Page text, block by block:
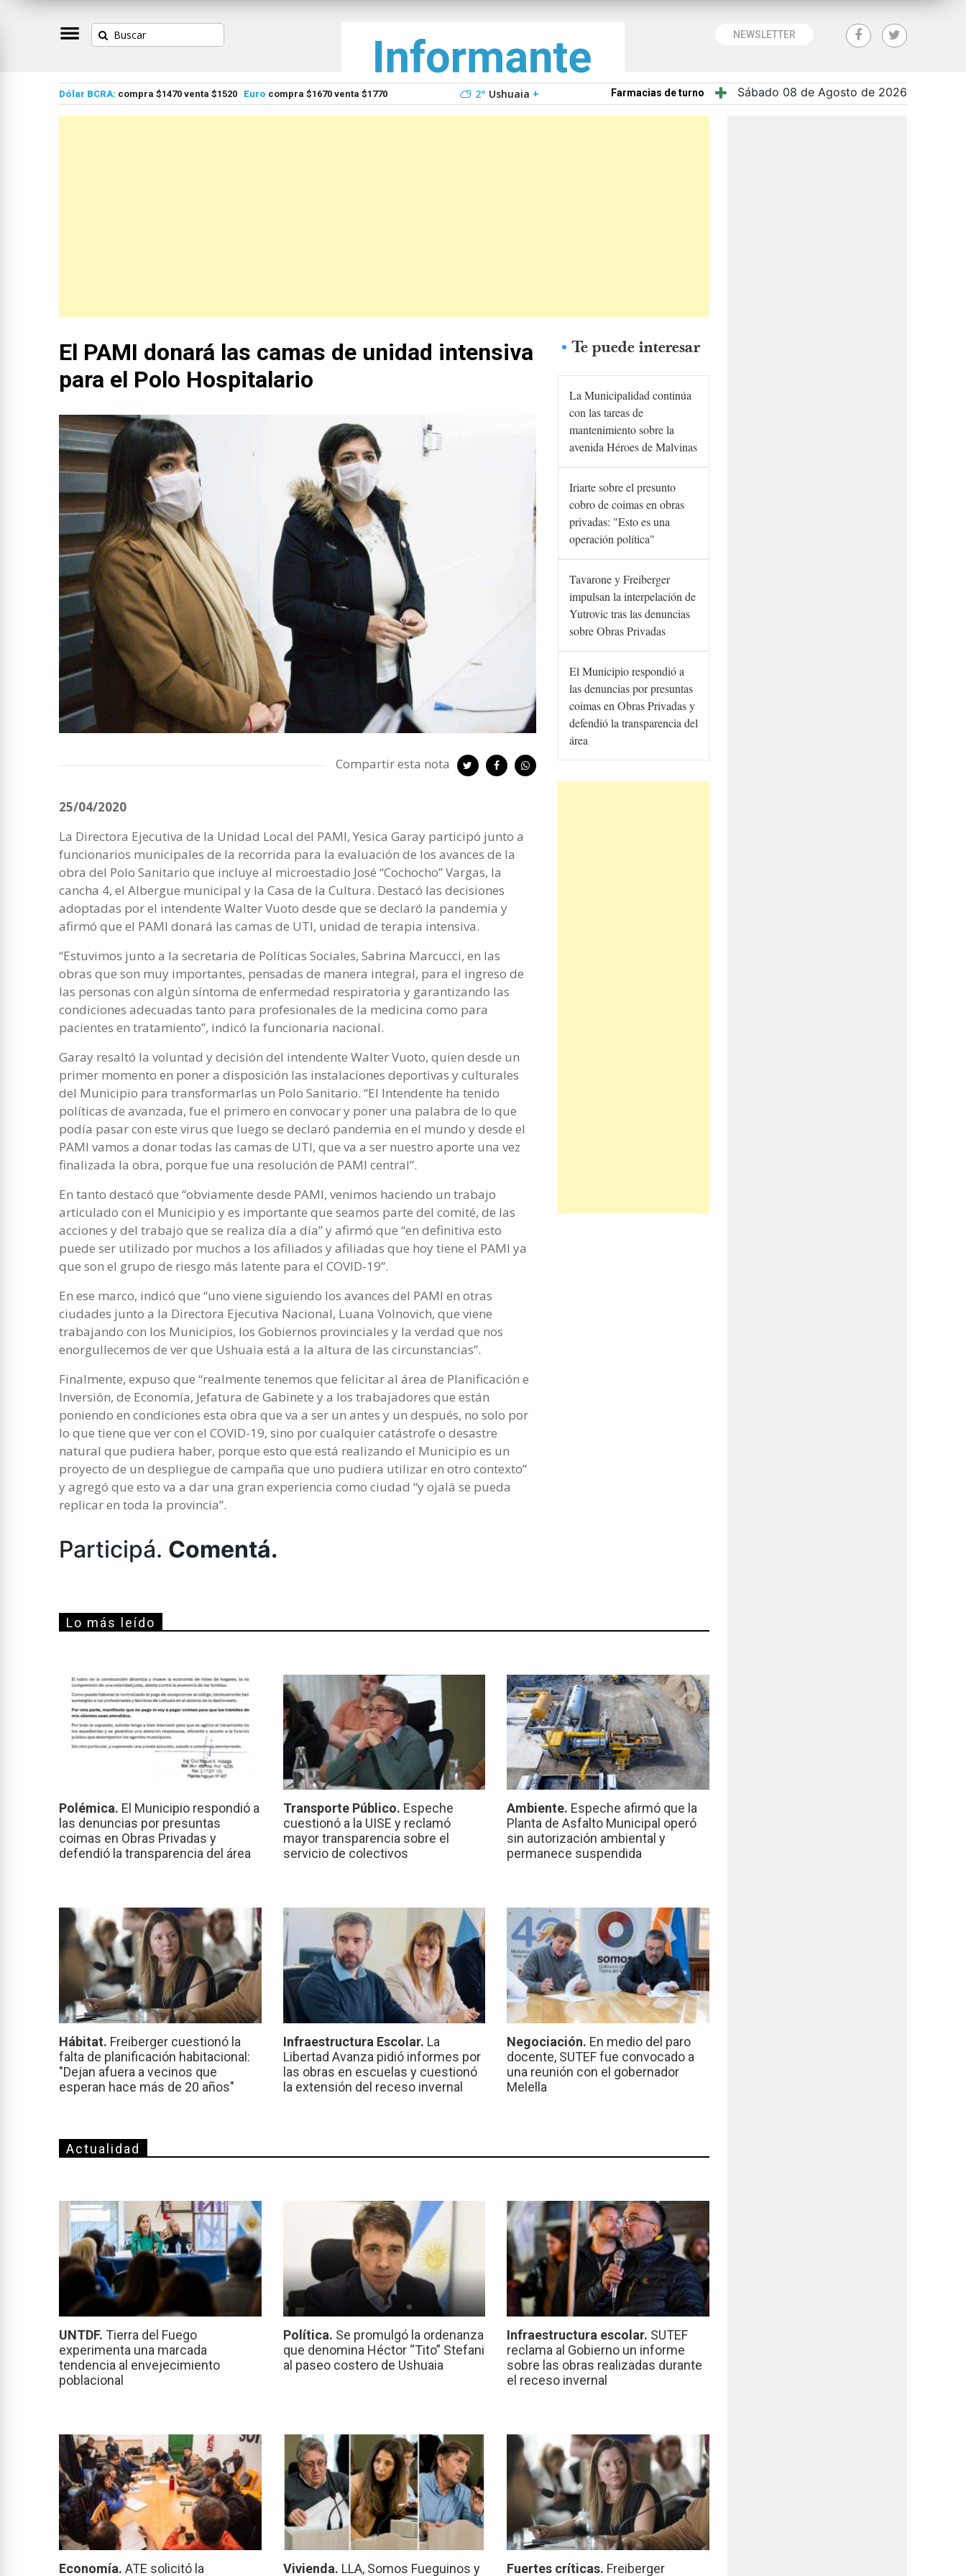
NEWSLETTER
Dólar BCRA: compra $1470 venta $1520 Euro compra $1670 venta $1770 2° Ushuaia + Farmacias de turno Sábado 08 de Agosto de 2026
El PAMI donará las camas de unidad intensiva
para el Polo Hospitalario
Compartir esta nota
25/04/2020
La Directora Ejecutiva de la Unidad Local del PAMI, Yesica Garay participó junto a
funcionarios municipales de la recorrida para la evaluación de los avances de la
obra del Polo Sanitario que incluye al microestadio José “Cochocho” Vargas, la
cancha 4, el Albergue municipal y la Casa de la Cultura. Destacó las decisiones
adoptadas por el intendente Walter Vuoto desde que se declaró la pandemia y
afirmó que el PAMI donará las camas de UTI, unidad de terapia intensiva.
“Estuvimos junto a la secretaria de Políticas Sociales, Sabrina Marcucci, en las
obras que son muy importantes, pensadas de manera integral, para el ingreso de
las personas con algún síntoma de enfermedad respiratoria y garantizando las
condiciones adecuadas tanto para profesionales de la medicina como para
pacientes en tratamiento”, indicó la funcionaria nacional.
Garay resaltó la voluntad y decisión del intendente Walter Vuoto, quien desde un
primer momento en poner a disposición las instalaciones deportivas y culturales
del Municipio para transformarlas un Polo Sanitario. “El Intendente ha tenido
políticas de avanzada, fue el primero en convocar y poner una palabra de lo que
podía pasar con este virus que luego se declaró pandemia en el mundo y desde el
PAMI vamos a donar todas las camas de UTI, que va a ser nuestro aporte una vez
finalizada la obra, porque fue una resolución de PAMI central”.
En tanto destacó que “obviamente desde PAMI, venimos haciendo un trabajo
articulado con el Municipio y es importante que seamos parte del comité, de las
acciones y del trabajo que se realiza día a día” y afirmó que “en definitiva esto
puede ser utilizado por muchos a los afiliados y afiliadas que hoy tiene el PAMI ya
que son el grupo de riesgo más latente para el COVID-19”.
En ese marco, indicó que “uno viene siguiendo los avances del PAMI en otras
ciudades junto a la Directora Ejecutiva Nacional, Luana Volnovich, que viene
trabajando con los Municipios, los Gobiernos provinciales y la verdad que nos
enorgullecemos de ver que Ushuaia está a la altura de las circunstancias”.
Finalmente, expuso que “realmente tenemos que felicitar al área de Planificación e
Inversión, de Economía, Jefatura de Gabinete y a los trabajadores que están
poniendo en condiciones esta obra que va a ser un antes y un después, no solo por
lo que tiene que ver con el COVID-19, sino por cualquier catástrofe o desastre
natural que pudiera haber, porque esto que está realizando el Municipio es un
proyecto de un despliegue de campaña que uno pudiera utilizar en otro contexto”
y agregó que esto va a dar una gran experiencia como ciudad “y ojalá se pueda
replicar en toda la provincia”.
Te puede interesar
La Municipalidad continúa
con las tareas de
mantenimiento sobre la
avenida Héroes de Malvinas
Iriarte sobre el presunto
cobro de coimas en obras
privadas: "Esto es una
operación política"
Tavarone y Freiberger
impulsan la interpelación de
Yutrovic tras las denuncias
sobre Obras Privadas
El Municipio respondió a
las denuncias por presuntas
coimas en Obras Privadas y
defendió la transparencia del
área
Participá. Comentá.
Lo más leído
Polémica. El Municipio respondió a
las denuncias por presuntas
coimas en Obras Privadas y
defendió la transparencia del área
Transporte Público. Espeche
cuestionó a la UISE y reclamó
mayor transparencia sobre el
servicio de colectivos
Ambiente. Espeche afirmó que la
Planta de Asfalto Municipal operó
sin autorización ambiental y
permanece suspendida
Hábitat. Freiberger cuestionó la
falta de planificación habitacional:
"Dejan afuera a vecinos que
esperan hace más de 20 años"
Infraestructura Escolar. La
Libertad Avanza pidió informes por
las obras en escuelas y cuestionó
la extensión del receso invernal
Negociación. En medio del paro
docente, SUTEF fue convocado a
una reunión con el gobernador
Melella
Actualidad
UNTDF. Tierra del Fuego
experimenta una marcada
tendencia al envejecimiento
poblacional
Política. Se promulgó la ordenanza
que denomina Héctor “Tito” Stefani
al paseo costero de Ushuaia
Infraestructura escolar. SUTEF
reclama al Gobierno un informe
sobre las obras realizadas durante
el receso invernal
Economía. ATE solicitó la Vivienda. LLA, Somos Fueguinos y Fuertes críticas. Freiberger